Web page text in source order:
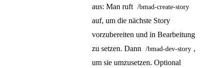
aus: Man ruft /bmad-create-story
auf, um die nächste Story
vorzubereiten und in Bearbeitung
zu setzen. Dann
/bmad-dev-story ,
um sie umzusetzen. Optional